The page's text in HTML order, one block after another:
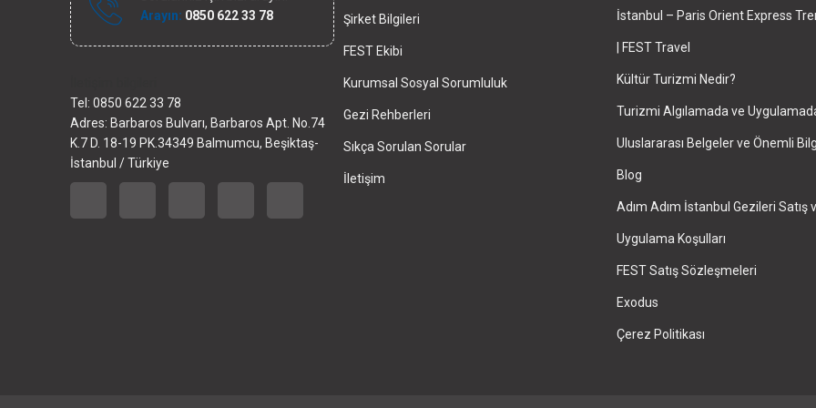
FEST Travel ile Dünyayı Kültürüyle Keşfetmek için
Arayın: 0850 622 33 78
Tel: 0850 622 33 78
Adres: Barbaros Bulvarı, Barbaros Apt. No.74
K.7 D. 18-19 PK.34349 Balmumcu, Beşiktaş-
İstanbul / Türkiye
Şirket Bilgileri
FEST Ekibi
Kurumsal Sosyal Sorumluluk
Gezi Rehberleri
Sıkça Sorulan Sorular
İletişim
İstanbul – Paris Orient Express
| FEST Travel
Kültür Turizmi Nedir?
Turizmi Algılamada ve
Uluslararası Belgeler ve Önemli
Blog
Adım Adım İstanbul Gezileri Satış
Uygulama Koşulları
FEST Satış Sözleşmeleri
Exodus
Çerez Politikası